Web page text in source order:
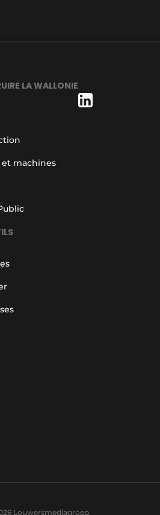
LA WALLONIE
machines
Louwersmediagroep.